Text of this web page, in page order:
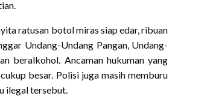
ratusan botol miras siap edar, ribuan
Undang-Undang Pangan, Undang-
beralkohol. Ancaman hukuman yang
besar. Polisi juga masih memburu
ilegal tersebut.